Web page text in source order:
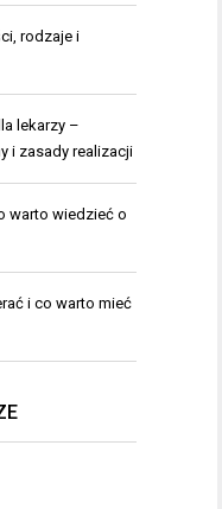
rodzaje i
lekarzy –
i zasady realizacji
warto wiedzieć o
i co warto mieć